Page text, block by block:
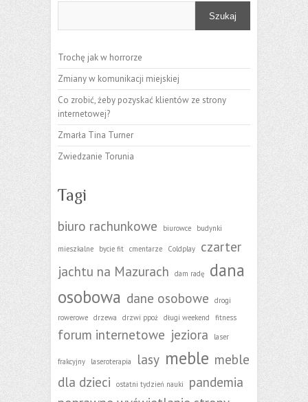
Szukaj
Trochę jak w horrorze
Zmiany w komunikacji miejskiej
Co zrobić, żeby pozyskać klientów ze strony
internetowej?
Zmarła Tina Turner
Zwiedzanie Torunia
Tagi
biuro rachunkowe biurowce budynki
mieszkalne bycie fit cmentarze Coldplay
czarter
jachtu na Mazurach
dam radę
dana
osobowa dane osobowe
drogi
rowerowe drzewa drzwi ppoż długi weekend fitness
forum internetowe jeziora laser
frakcyjny laseroterapia lasy meble meble
dla dzieci
ostatni tydzień nauki
pandemia